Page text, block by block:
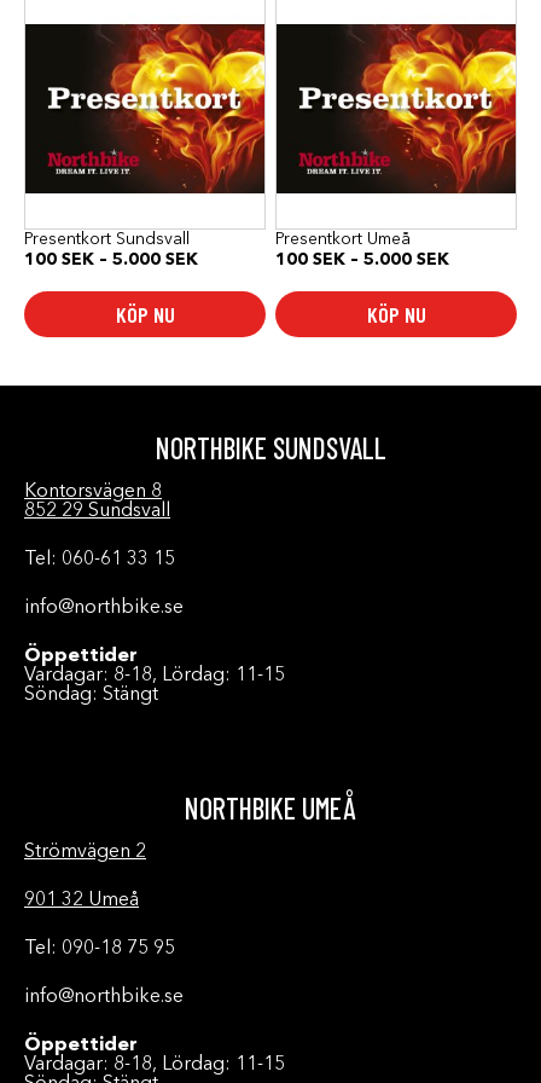
Presentkort Sundsvall
100 SEK – 5.000 SEKPrisintervall:
5.000 SEK
KÖP NU
produkten
varianter.
De
alternativen
kan
väljas
produktsidan
Presentkort Umeå
100 SEK – 5.000 SEK
5.000 SEK
KÖP NU
produkten
varianter.
De
alternativen
kan
väljas
produktsidan
NORTHBIKE SUNDSVALL
Kontorsvägen 8
852 29 Sundsvall
Tel: 060-61 33 15
info@northbike.se
Öppettider
Vardagar: 8-18, Lördag: 11-15
Söndag: Stängt
NORTHBIKE UMEÅ
Strömvägen 2
901 32 Umeå
Tel: 090-18 75 95
info@northbike.se
Öppettider
Vardagar: 8-18, Lördag: 11-15